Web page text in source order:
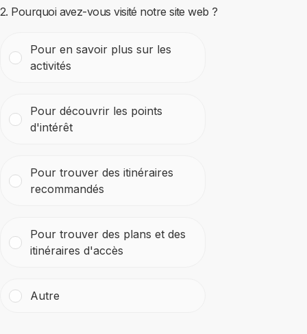
ΨΗΦΙΑΚΟ ΥΛΙΚΟ
ΨΗΦΙΑΚΕΣ ΕΦΑΡΜΟΓΕΣ
ΕΚΔΗΛΩΣΕΙΣ
2. Pourquoi avez-vous visité notre site web ?
Pour en savoir plus sur les
activités
Pour découvrir les points
d'intérêt
Pour trouver des itinéraires
recommandés
Pour trouver des plans et des
itinéraires d'accès
Autre